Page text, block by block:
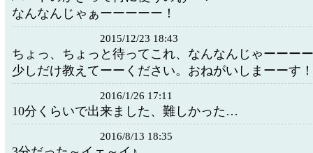
なんなんじゃぁーーーーー！
2015/12/23 18:43
ちょっ、ちょっと待ってこれ、なんなんじゃーーー
少しだけ教えてーーください。おねがいしまーーす！
2016/1/26 17:11
10分くらいで出来ました、難しかった…
2016/8/13 18:35